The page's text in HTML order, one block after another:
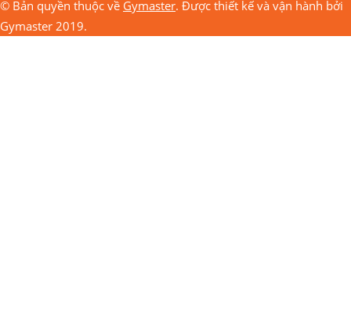
© Bản quyền thuộc về Gymaster. Được thiết kế và vận hành bởi
Gymaster 2019.